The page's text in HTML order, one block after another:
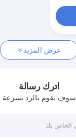
عرض المزيد
اترك رسالة
سوف نقوم بالرد بسرعة